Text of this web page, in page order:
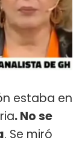
estaba en
. No se
. Se miró